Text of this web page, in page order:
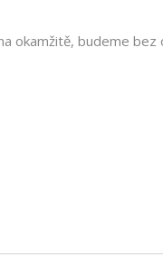
okamžitě, budeme bez